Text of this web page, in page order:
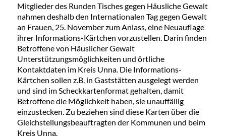
Mitglieder des Runden Tisches gegen Häusliche Gewalt
nahmen deshalb den Internationalen Tag gegen Gewalt
an Frauen, 25. November zum Anlass, eine Neuauflage
ihrer Informations-Kärtchen vorzustellen. Darin finden
Betroffene von Häuslicher Gewalt
Unterstützungsmöglichkeiten und örtliche
Kontaktdaten im Kreis Unna. Die Informations-
Kärtchen sollen z.B. in Gaststätten ausgelegt werden
und sind im Scheckkartenformat gehalten, damit
Betroffene die Möglichkeit haben, sie unauffällig
einzustecken. Zu beziehen sind diese Karten über die
Gleichstellungsbeauftragten der Kommunen und beim
Kreis Unna.